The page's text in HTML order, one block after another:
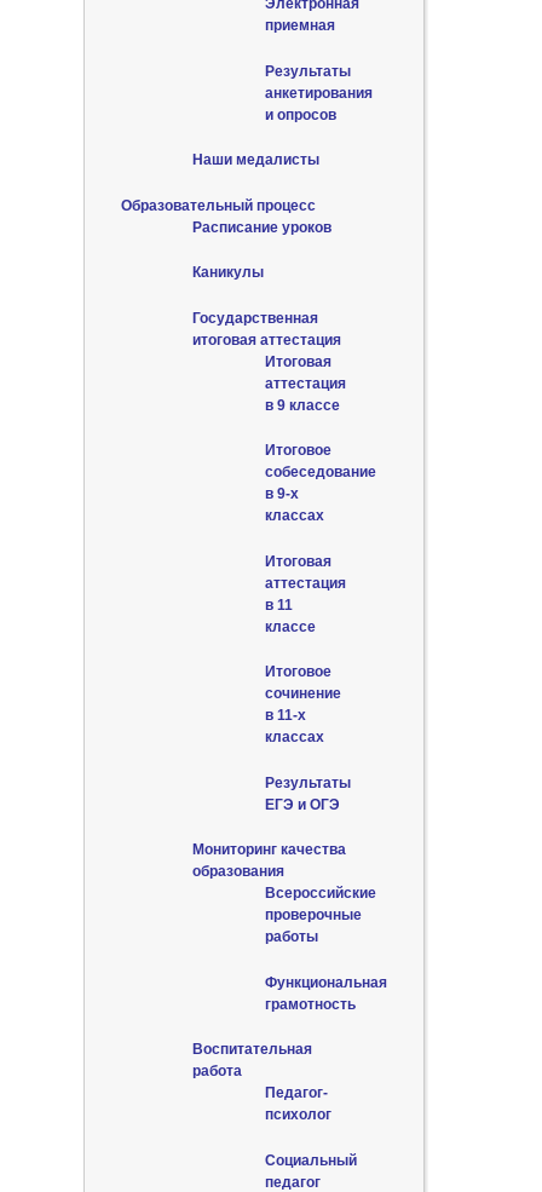
Электронная
приемная
Результаты
анкетирования
и опросов
Наши медалисты
Образовательный процесс
Расписание уроков
Каникулы
Государственная
итоговая аттестация
Итоговая
аттестация
в 9 классе
Итоговое
собеседование
в 9-х
классах
Итоговая
аттестация
в 11
классе
Итоговое
сочинение
в 11-х
классах
Результаты
ЕГЭ и ОГЭ
Мониторинг качества
образования
Всероссийские
проверочные
работы
Функциональная
грамотность
Воспитательная
работа
Педагог-
психолог
Социальный
педагог